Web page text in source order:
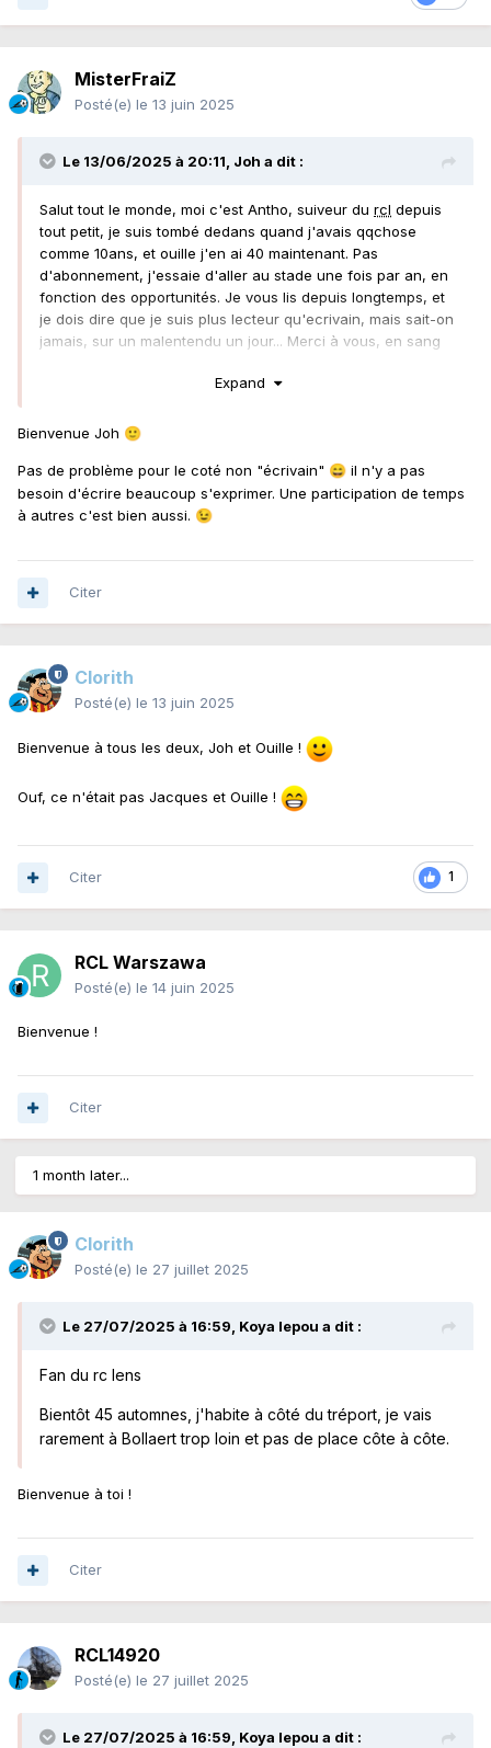
MisterFraiZ
Posté(e) le 13 juin 2025
Le 13/06/2025 à 20:11, Joh a dit :
Salut tout le monde, moi c'est Antho, suiveur du rcl depuis
tout petit, je suis tombé dedans quand j'avais qqchose
comme 10ans, et ouille j'en ai 40 maintenant. Pas
d'abonnement, j'essaie d'aller au stade une fois par an, en
fonction des opportunités. Je vous lis depuis longtemps, et
je dois dire que je suis plus lecteur qu'ecrivain, mais sait-on
jamais, sur un malentendu un jour... Merci à vous, en sang
Expand
Bienvenue Joh 🙂
Pas de problème pour le coté non "écrivain" 😄 il n'y a pas
besoin d'écrire beaucoup s'exprimer. Une participation de temps
à autres c'est bien aussi. 😉
Citer
Clorith
Posté(e) le 13 juin 2025
Bienvenue à tous les deux, Joh et Ouille !
Ouf, ce n'était pas Jacques et Ouille !
1
Citer
RCL Warszawa
Posté(e) le 14 juin 2025
Bienvenue !
Citer
1 month later...
Clorith
Posté(e) le 27 juillet 2025
Le 27/07/2025 à 16:59, Koya lepou a dit :
Fan du rc lens
Bientôt 45 automnes, j'habite à côté du tréport, je vais
rarement à Bollaert trop loin et pas de place côte à côte.
Bienvenue à toi !
Citer
RCL14920
Posté(e) le 27 juillet 2025
Le 27/07/2025 à 16:59, Koya lepou a dit :